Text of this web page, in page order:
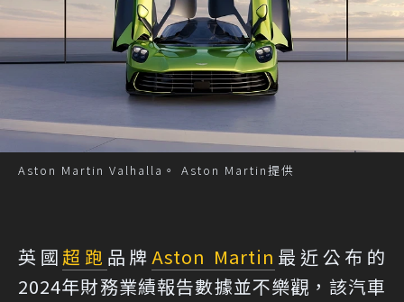
Aston Martin Valhalla。 Aston Martin提供
英國 超跑 品牌Aston Martin 最近公布的
2024年財務業績報告數據並不樂觀，該汽車